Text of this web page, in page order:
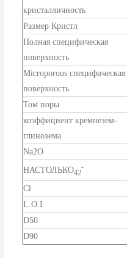
кристалличность
Размер Кристл
Полная специфическая
поверхность
Microporous специфическая
поверхность
Том поры
коэффициент кремнезем-
глинозема
Na2O
НАСТОЛЬКО42
-
Cl
L.O.I.
D50
D90